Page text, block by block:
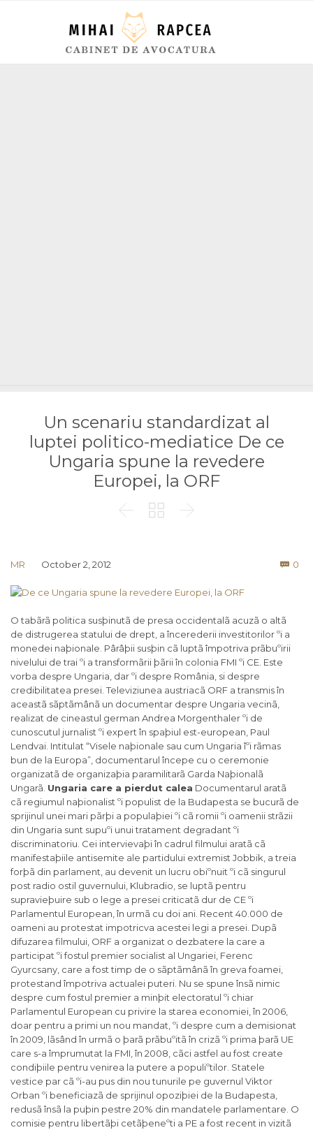
Un scenariu standardizat al
luptei politico-mediatice De ce
Ungaria spune la revedere
Europei, la ORF
  
MR October 2, 2012  0
O tabãrã politica susþinutã de presa occidentalã acuzã o altã
de distrugerea statului de drept, a încerederii investitorilor ºi a
monedei naþionale. Pârâþii susþin cã luptã împotriva prãbuºirii
nivelului de trai ºi a transformãrii þãrii în colonia FMI ºi CE. Este
vorba despre Ungaria, dar ºi despre România, si despre
credibilitatea presei. Televiziunea austriacã ORF a transmis în
aceastã sãptãmânã un documentar despre Ungaria vecinã,
realizat de cineastul german Andrea Morgenthaler ºi de
cunoscutul jurnalist ºi expert în spaþiul est-european, Paul
Lendvai. Intitulat “Visele naþionale sau cum Ungaria îºi rãmas
bun de la Europa”, documentarul începe cu o ceremonie
organizatã de organizaþia paramilitarã Garda Naþionalã
Ungarã. Ungaria care a pierdut calea Documentarul aratã
cã regiumul naþionalist ºi populist de la Budapesta se bucurã de
sprijinul unei mari pãrþi a populaþiei ºi cã romii ºi oamenii strãzii
din Ungaria sunt supuºi unui tratament degradant ºi
discriminatoriu. Cei intervievaþi în cadrul filmului aratã cã
manifestaþiile antisemite ale partidului extremist Jobbik, a treia
forþã din parlament, au devenit un lucru obiºnuit ºi cã singurul
post radio ostil guvernului, Klubradio, se luptã pentru
supravieþuire sub o lege a presei criticatã dur de CE ºi
Parlamentul European, în urmã cu doi ani. Recent 40.000 de
oameni au protestat impotricva acestei legi a presei. Dupã
difuzarea filmului, ORF a organizat o dezbatere la care a
participat ºi fostul premier socialist al Ungariei, Ferenc
Gyurcsany, care a fost timp de o sãptãmânã în greva foamei,
protestand împotriva actualei puteri. Nu se spune însã nimic
despre cum fostul premier a minþit electoratul ºi chiar
Parlamentul European cu privire la starea economiei, în 2006,
doar pentru a primi un nou mandat, ºi despre cum a demisionat
în 2009, lãsând în urmã o þarã prãbuºitã în crizã ºi prima þarã UE
care s-a împrumutat la FMI, în 2008, cãci astfel au fost create
condiþiile pentru venirea la putere a populiºtilor. Statele
vestice par cã ºi-au pus din nou tunurile pe guvernul Viktor
Orban ºi beneficiazã de sprijinul opoziþiei de la Budapesta,
redusã însã la puþin pestre 20% din mandatele parlamentare. O
comisie pentru libertãþi cetãþeneºti a PE a fost recent in vizitã